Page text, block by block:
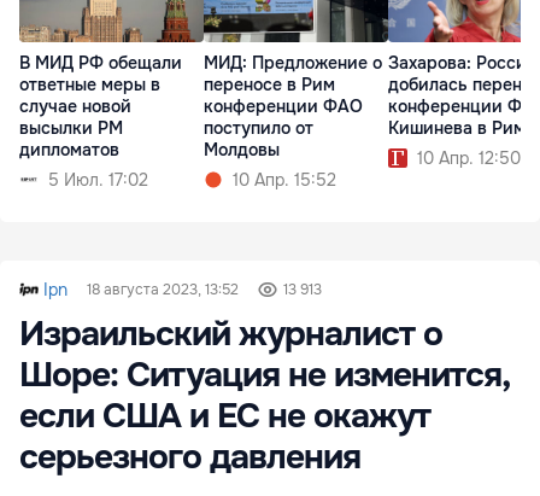
В МИД РФ обещали
ответные меры в
случае новой
высылки РМ
дипломатов
5 Июл. 17:02
МИД: Предложение о
переносе в Рим
конференции ФАО
поступило от
Молдовы
10 Апр. 15:52
Захарова: Россия
добилась
конференции
Кишинева в Рим
10 Апр. 12:50
Ipn 18 августа 2023, 13:52 13 913
Израильский журналист о
Шоре: Ситуация не изменится,
если США и ЕС не окажут
серьезного давления